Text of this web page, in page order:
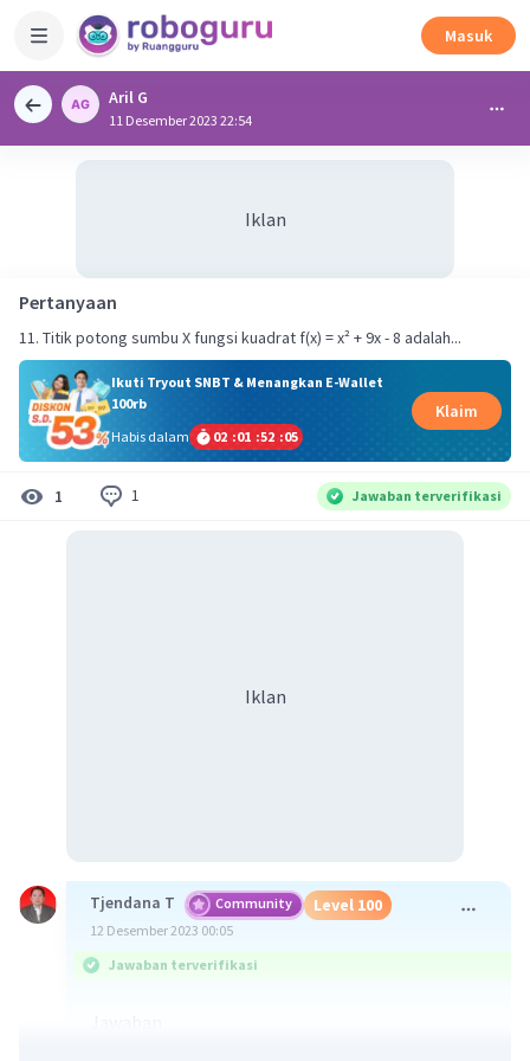
Masuk
Aril G
11 Desember 2023 22:54
Iklan
Pertanyaan
11. Titik potong sumbu X fungsi kuadrat f(x) = x² + 9x - 8 adalah...
Ikuti Tryout SNBT & Menangkan E-Wallet
100rb
Habis dalam
02 :01 :52 :05
Klaim
1 1 Jawaban terverifikasi
Iklan
Tjendana T Community Level 100
12 Desember 2023 00:05
Jawaban terverifikasi